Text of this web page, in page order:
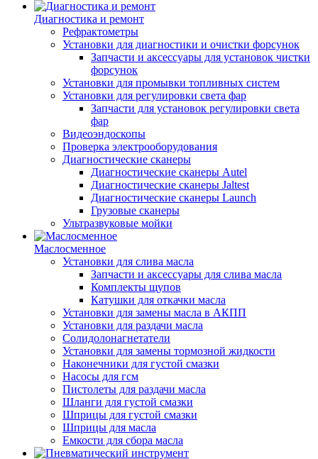
Диагностика и ремонт
Рефрактометры
Установки для диагностики и очистки форсунок
Запчасти и аксессуары для установок чистки
форсунок
Установки для промывки топливных систем
Установки для регулировки света фар
Запчасти для установок регулировки света
фар
Видеоэндоскопы
Проверка электрооборудования
Диагностические сканеры
Диагностические сканеры Autel
Диагностические сканеры Jaltest
Диагностические сканеры Launch
Грузовые сканеры
Ультразвуковые мойки
Маслосменное
Установки для слива масла
Запчасти и аксессуары для слива масла
Комплекты щупов
Катушки для откачки масла
Установки для замены масла в АКПП
Установки для раздачи масла
Солидолонагнетатели
Установки для замены тормозной жидкости
Наконечники для густой смазки
Насосы для гсм
Пистолеты для раздачи масла
Шланги для густой смазки
Шприцы для густой смазки
Шприцы для масла
Емкости для сбора масла